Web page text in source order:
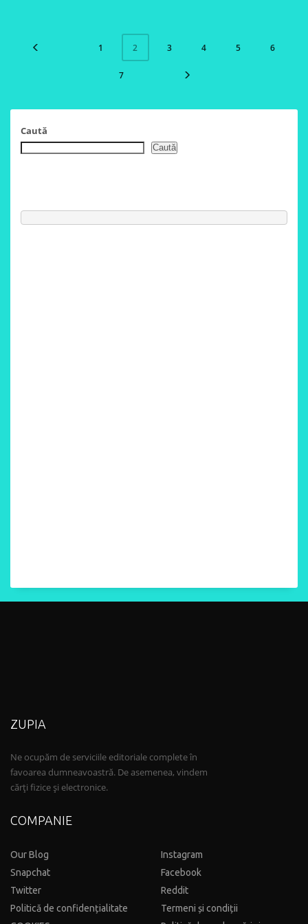
1 2 3 4 5 6
7
Caută
Caută
ZUPIA
Ne ocupăm de serviciile editoriale complete în
favoarea dumneavoastră. De asemenea, vindem
cărți fizice și electronice.
COMPANIE
Our Blog
Instagram
Snapchat
Facebook
Twitter
Reddit
Politică de confidențialitate
Termeni și condiții